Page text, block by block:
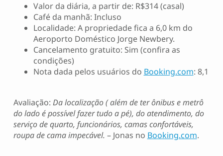
Valor da diária, a partir de: R$314 (casal)
Café da manhã: Incluso
Localidade: A propriedade fica a 6,0 km do
Aeroporto Doméstico Jorge Newbery.
Cancelamento gratuito: Sim (confira as
condições)
Nota dada pelos usuários do Booking.com: 8,1
Avaliação: Da localização ( além de ter ônibus e metrô
do lado é possível fazer tudo a pé), do atendimento, do
serviço de quarto, funcionários, camas confortáveis,
roupa de cama impecável. – Jonas no Booking.com.